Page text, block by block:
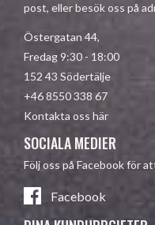
post, eller besök oss på
Östergatan 44,
Fredag 9:30 - 18:00
152 43
+46 8550 338
Kontakta oss här
SOCIALA MEDIER
Följ oss på Facebook för
Facebook